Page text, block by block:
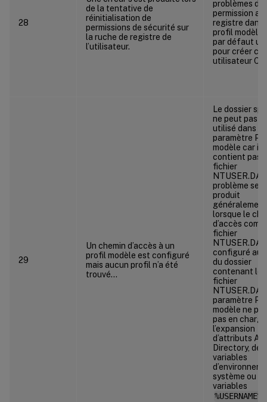
28
de la tentative de
réinitialisation de
permissions de sécurité sur
la ruche de registre de
l’utilisateur.
problèmes de
permission
registre dans
profil modèle
par défaut
pour créer ce
utilisateur
29
Un chemin d’accès à un
profil modèle est configuré
mais aucun profil n’a été
trouvé…
Le dossier
ne peut pas
utilisé dans le
paramètre
modèle car il
contient pas
fichier
problème se
produit
généralement
lorsque le
d’accès
fichier
configuré au
du dossier
contenant le
fichier
paramètre
modèle ne
pas en charge
l’expansion
d’attributs
Directory, de
variables
système ou
variables
%USERNAME%